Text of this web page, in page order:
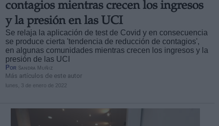
contagios mientras crecen los ingresos
y la presión en las UCI
Se relaja la aplicación de test de Covid y en consecuencia
se produce cierta 'tendencia de reducción de contagios',
en algunas comunidades mientras crecen los ingresos y la
presión de las UCI
Por Sandra Muñiz
Más artículos de este autor
lunes, 3 de enero de 2022